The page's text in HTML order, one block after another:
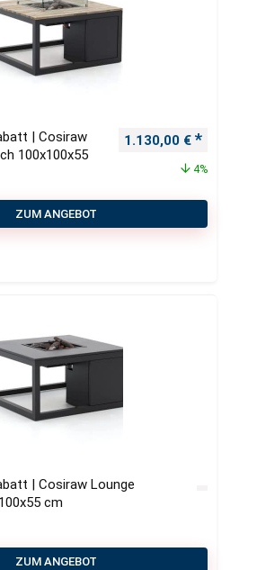
| Cosiraw
100x100x55
Ursprünglicher
1.130,00 €
4%
ZUM ANGEBOT
| Cosiraw Lounge
cm
ZUM ANGEBOT